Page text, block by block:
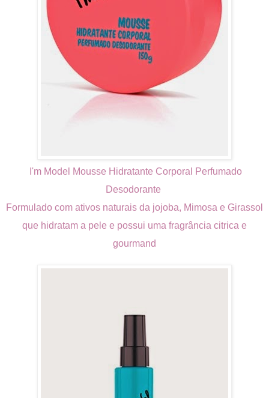
I'm Model Mousse Hidratante Corporal Perfumado
Desodorante
Formulado com ativos naturais da jojoba, Mimosa e Girassol
que hidratam a pele e possui uma fragrância citrica e
gourmand